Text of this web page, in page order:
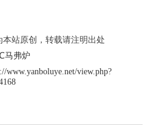
站原创，转载请注明出处
马弗炉
www.yanboluye.net/view.php?